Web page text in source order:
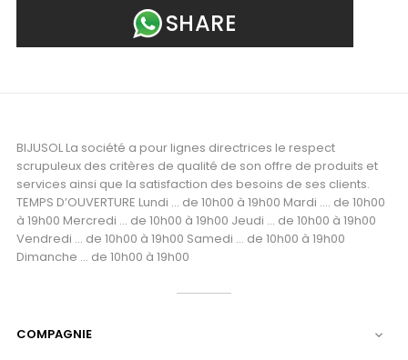
SHARE
BIJUSOL La société a pour lignes directrices le respect
scrupuleux des critères de qualité de son offre de produits et
services ainsi que la satisfaction des besoins de ses clients.
TEMPS D’OUVERTURE Lundi ... de 10h00 à 19h00 Mardi .... de 10h00
à 19h00 Mercredi ... de 10h00 à 19h00 Jeudi ... de 10h00 à 19h00
Vendredi ... de 10h00 à 19h00 Samedi ... de 10h00 à 19h00
Dimanche ... de 10h00 à 19h00
COMPAGNIE 